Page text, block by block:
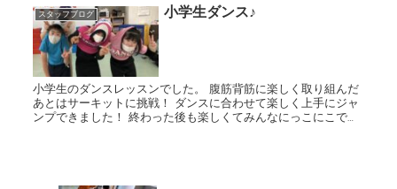
スタッフブログ 小学生ダンス♪
小学生のダンスレッスンでした。 腹筋背筋に楽しく取り組んだ
あとはサーキットに挑戦！ ダンスに合わせて楽しく上手にジャ
ンプできました！ 終わった後も楽しくてみんなにっこにこでし